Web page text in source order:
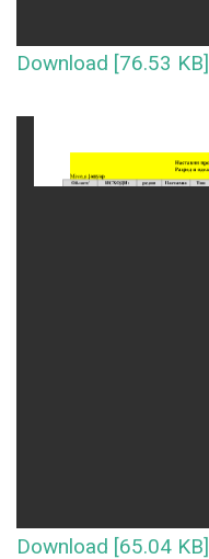
Download [76.53 KB]
Download [65.04 KB]